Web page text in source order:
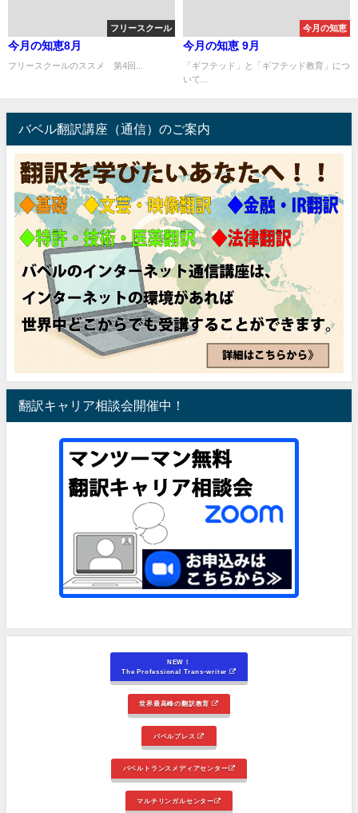
フリースクール
今月の知恵8月
フリースクールのススメ 第4回...
今月の知恵
今月の知恵 9月
「ギフテッド」と「ギフテッド教育」につ
いて...
バベル翻訳講座（通信）のご案内
翻訳キャリア相談会開催中！
NEW！
The Professional Trans-writer
世界最高峰の翻訳教育
バベルプレス
バベルトランスメディアセンター
マルチリンガルセンター